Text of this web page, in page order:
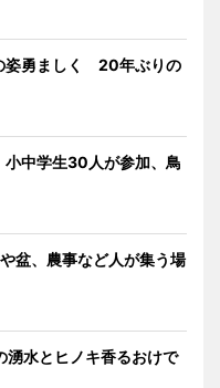
姿勇ましく 20年ぶりの
中学生30人が参加、鳥
盆、農事など人が集う場
水とヒノキ香るおけで